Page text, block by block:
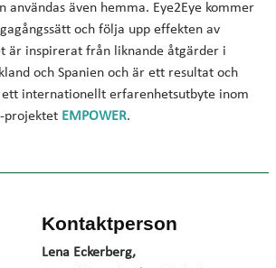
användas även hemma. Eye2Eye kommer
och följa upp effekten av
är inspirerat från liknande åtgärder i
och Spanien och är ett resultat och
ett internationellt erfarenhetsutbyte inom
projektet EMPOWER.
Kontaktperson
Lena Eckerberg,